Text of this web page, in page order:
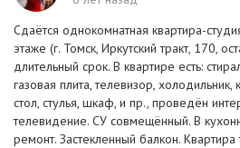
Сдаётся однокомнатная квартира-
этаже (г. Томск, Иркутский тракт, 170,
длительный срок. В квартире есть:
газовая плита, телевизор, холодильник,
стол, стулья, шкаф, и пр., проведён
телевидение. СУ совмещённый. В
ремонт. Застекленный балкон.